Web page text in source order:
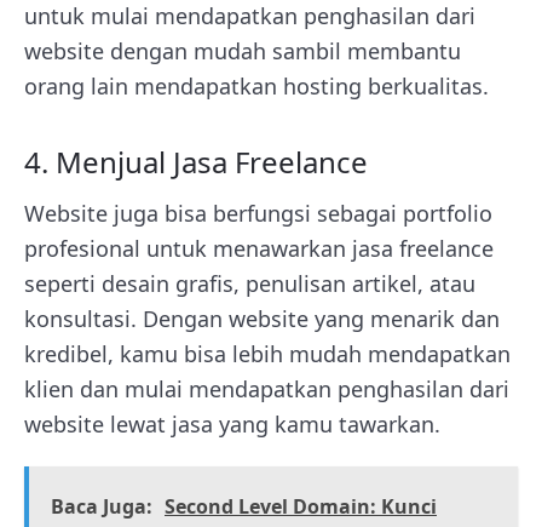
untuk mulai mendapatkan penghasilan dari
website dengan mudah sambil membantu
orang lain mendapatkan hosting berkualitas.
4. Menjual Jasa Freelance
Website juga bisa berfungsi sebagai portfolio
profesional untuk menawarkan jasa freelance
seperti desain grafis, penulisan artikel, atau
konsultasi. Dengan website yang menarik dan
kredibel, kamu bisa lebih mudah mendapatkan
klien dan mulai mendapatkan penghasilan dari
website lewat jasa yang kamu tawarkan.
Baca Juga: Second Level Domain: Kunci